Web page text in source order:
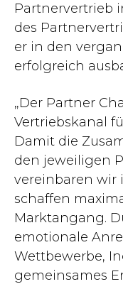
Partnervertrieb
des
er in den
erfolgreich
„Der Partner
Vertriebskanal
Damit die
den jeweiligen
vereinbaren wir
schaffen
Marktangang.
emotionale
Wettbewerbe,
gemeinsames